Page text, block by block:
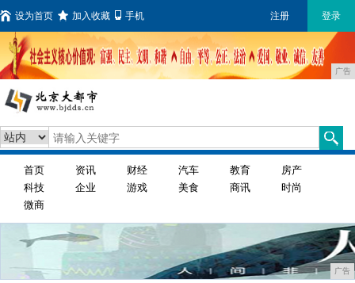
设为首页 加入收藏 手机 注册 登录
广告
首页 资讯 财经 汽车 教育
房产
科技
企业 游戏 美食 商讯
时尚
微商
广告